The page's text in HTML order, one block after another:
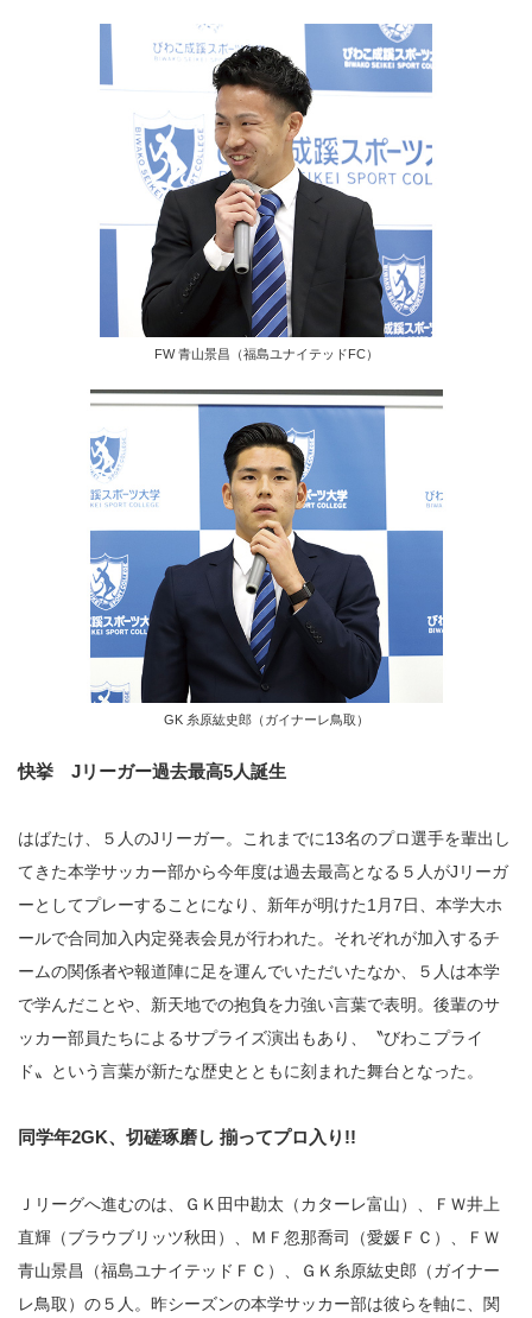
FW 青山景昌（福島ユナイテッドFC）
GK 糸原紘史郎（ガイナーレ鳥取）
快挙 Jリーガー過去最高5人誕生
はばたけ、５人のJリーガー。これまでに13名のプロ選手を輩出し
てきた本学サッカー部から今年度は過去最高となる５人がJリーガ
ーとしてプレーすることになり、新年が明けた1月7日、本学大ホ
ールで合同加入内定発表会見が行われた。それぞれが加入するチ
ームの関係者や報道陣に足を運んでいただいたなか、５人は本学
で学んだことや、新天地での抱負を力強い言葉で表明。後輩のサ
ッカー部員たちによるサプライズ演出もあり、〝びわこプライ
ド〟という言葉が新たな歴史とともに刻まれた舞台となった。
同学年2GK、切磋琢磨し 揃ってプロ入り!!
Ｊリーグへ進むのは、ＧＫ田中勘太（カターレ富山）、ＦＷ井上
直輝（ブラウブリッツ秋田）、ＭＦ忽那喬司（愛媛ＦＣ）、ＦＷ
青山景昌（福島ユナイテッドＦＣ）、ＧＫ糸原紘史郎（ガイナー
レ鳥取）の５人。昨シーズンの本学サッカー部は彼らを軸に、関